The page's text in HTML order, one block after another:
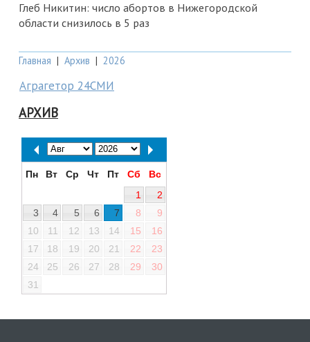
Глеб Никитин: число абортов в Нижегородской
области снизилось в 5 раз
Главная | Архив | 2026
Аграгетор 24СМИ
АРХИВ
Пн Вт Ср Чт Пт Сб
Вс
1
2
3
4 5 6 7 8
9
10
11 12 13 14 15
16
17
18 19 20 21 22
23
24
25 26 27 28 29
30
31